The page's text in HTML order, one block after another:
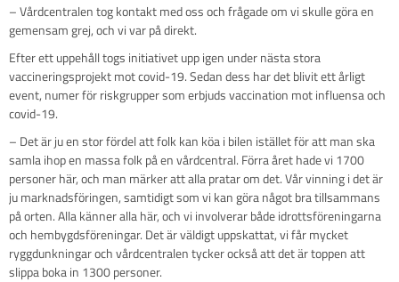
– Vårdcentralen tog kontakt med oss och frågade om vi skulle göra en
gemensam grej, och vi var på direkt.
Efter ett uppehåll togs initiativet upp igen under nästa stora
vaccineringsprojekt mot covid-19. Sedan dess har det blivit ett årligt
event, numer för riskgrupper som erbjuds vaccination mot influensa och
covid-19.
– Det är ju en stor fördel att folk kan köa i bilen istället för att man ska
samla ihop en massa folk på en vårdcentral. Förra året hade vi 1700
personer här, och man märker att alla pratar om det. Vår vinning i det är
ju marknadsföringen, samtidigt som vi kan göra något bra tillsammans
på orten. Alla känner alla här, och vi involverar både idrottsföreningarna
och hembygdsföreningar. Det är väldigt uppskattat, vi får mycket
ryggdunkningar och vårdcentralen tycker också att det är toppen att
slippa boka in 1300 personer.